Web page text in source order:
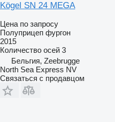
Kögel SN 24 MEGA
Цена по запросу
Полуприцеп фургон
2015
Количество осей 3
Бельгия, Zeebrugge
North Sea Express NV
Связаться с продавцом